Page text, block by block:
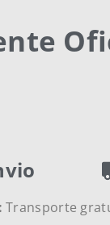
Transporte